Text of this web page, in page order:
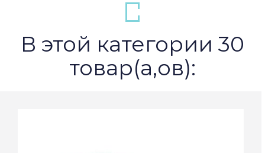
В этой категории 30
товар(а,ов):